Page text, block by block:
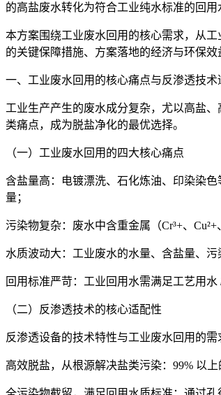
的高盐废水转化为符合工业纯水标准的回
本方案围绕工业废水回用的核心需求，从
的关键保障措施、方案落地的经济与环保
一、工业废水回用的核心痛点与反渗透技术
工业生产产生的废水成分复杂，尤以高盐
类痛点，成为脱盐净化的最优选择。
（一）工业废水回用的四大核心痛点
含盐量高：电镀漂洗、石化炼油、印染染
量；
污染物复杂：废水中含重金属（Cr³+、
水质波动大：工业废水的水量、含盐量、
回用标准严苛：工业回用水需满足工艺用
（二）反渗透技术的核心适配性
反渗透设备的技术特性与工业废水回用的
高效脱盐，从根源解决盐类污染：99% 以